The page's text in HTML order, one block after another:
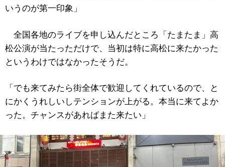
いうのが第一印象」
全国各地のライブを申し込んだところ「たまたま」高
松公演が当たっただけで、当初は特に高松に来たかった
というわけではなかったそうだ。
「でも来てみたら街全体で歓迎してくれているので、と
にかくうれしいしテンションが上がる。本当に来てよか
った。チャンスがあればまた来たい」